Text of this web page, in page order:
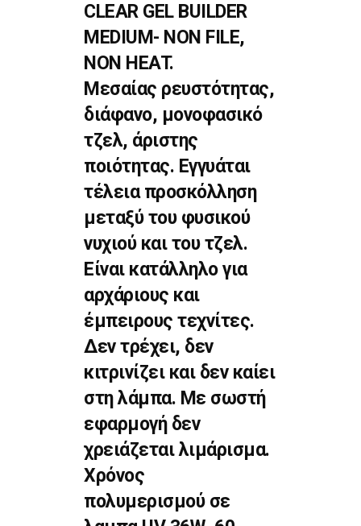
CLEAR GEL BUILDER
MEDIUM- NON FILE,
NON HEAT.
Μεσαίας ρευστότητας,
διάφανο, μονοφασικό
τζελ, άριστης
ποιότητας. Εγγυάται
τέλεια προσκόλληση
μεταξύ του φυσικού
νυχιού και του τζελ.
Είναι κατάλληλο για
αρχάριους και
έμπειρους τεχνίτες.
Δεν τρέχει, δεν
κιτρινίζει και δεν καίει
στη λάμπα. Με σωστή
εφαρμογή δεν
χρειάζεται λιμάρισμα.
Χρόνος
πολυμερισμού σε